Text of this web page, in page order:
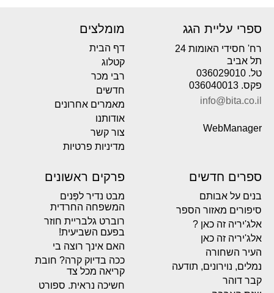
ספרי עליית הגג
רח' חסידי האומות 24
תל אביב
טל. 036029010
פקס. 036040013
info@bita.co.il
WebManager
מומלצים
דף הבית
קטלוג
רבי מכר
חדשים
מאמרים אחרונים
אודותנו
צור קשר
מדיניות פרטיות
ספרים חדשים
בנים על אבותם
סיפורים מאזור הספר
אלג'יריה זה כאן ?
אלג'יריה זה כאן
העיר השחורה
נמלים, נוירונים, תודעה
קבר דוהר
פרקים ראשונים
מבט נדיר לפְּנים
המשפחה החרדית
רוברט גלבריית חוזר
בפעם השביעית!
האם אינך רוצה בי
ככה בדיוק קרה? חובת
קריאה מכל צד
חשיכה נראית. ספורט